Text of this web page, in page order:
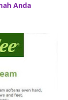
Anda